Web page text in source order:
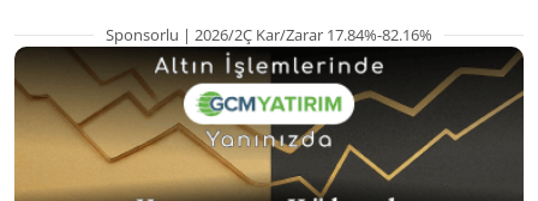
Sponsorlu | 2026/2Ç Kar/Zarar 17.84%-82.16%